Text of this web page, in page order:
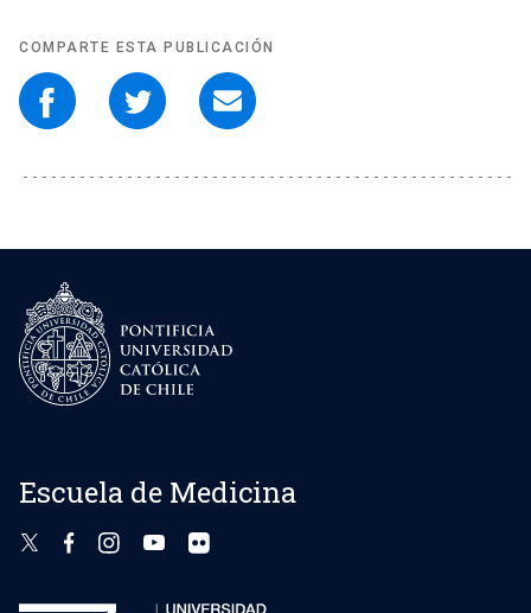
COMPARTE ESTA PUBLICACIÓN
Escuela de Medicina